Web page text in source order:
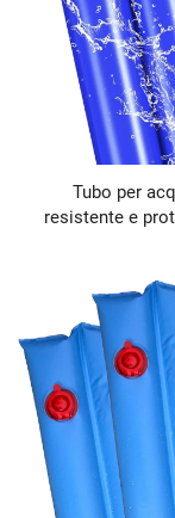
Tubo per
resistente e